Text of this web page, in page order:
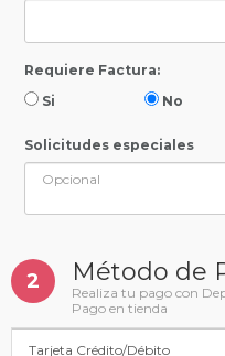
Requiere Factura:
Si
No
Solicitudes especiales
2 Método de
Realiza tu pago con
Pago en tienda
Tarjeta Crédito/Débito